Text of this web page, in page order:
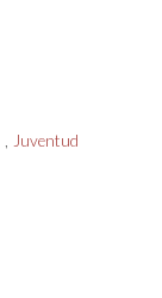
Juventud